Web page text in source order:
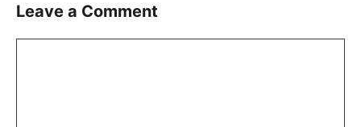
Leave a Comment